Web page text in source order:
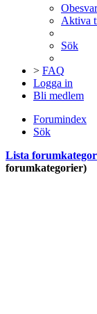
Aktiva
Sök
> FAQ
Logga in
Bli medlem
Forumindex
Sök
Lista
forumkategorier)